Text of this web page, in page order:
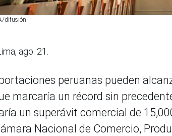
difusión.
ago. 21.
peruanas pueden
marcaría un récord sin
un superávit comercial de
Nacional de Comercio,